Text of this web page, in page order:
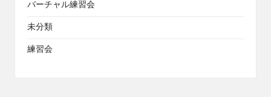
バーチャル練習会
未分類
練習会